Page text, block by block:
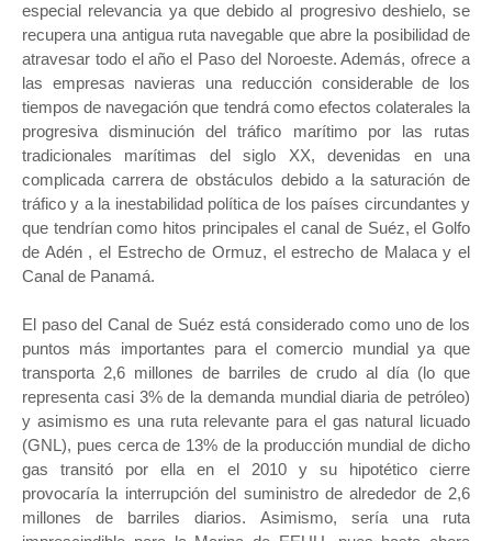
especial relevancia ya que debido al progresivo deshielo, se
recupera una antigua ruta navegable que abre la posibilidad de
atravesar todo el año el Paso del Noroeste. Además, ofrece a
las empresas navieras una reducción considerable de los
tiempos de navegación que tendrá como efectos colaterales la
progresiva disminución del tráfico marítimo por las rutas
tradicionales marítimas del siglo XX, devenidas en una
complicada carrera de obstáculos debido a la saturación de
tráfico y a la inestabilidad política de los países circundantes y
que tendrían como hitos principales el canal de Suéz, el Golfo
de Adén , el Estrecho de Ormuz, el estrecho de Malaca y el
Canal de Panamá.
El paso del Canal de Suéz está considerado como uno de los
puntos más importantes para el comercio mundial ya que
transporta 2,6 millones de barriles de crudo al día (lo que
representa casi 3% de la demanda mundial diaria de petróleo)
y asimismo es una ruta relevante para el gas natural licuado
(GNL), pues cerca de 13% de la producción mundial de dicho
gas transitó por ella en el 2010 y su hipotético cierre
provocaría la interrupción del suministro de alrededor de 2,6
millones de barriles diarios. Asimismo, sería una ruta